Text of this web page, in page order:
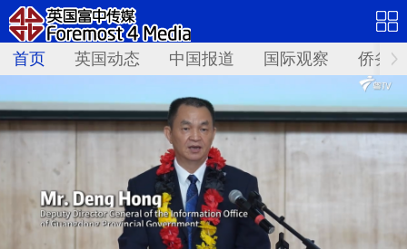
首页 英国动态 中国报道 国际观察 侨务